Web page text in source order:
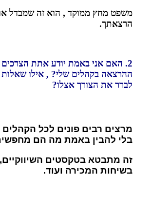
משפט מחץ ממוקד , הוא זה שמבדל
הרצאתך.
2. האם אני באמת יודע אתת הצרכים
ההרצאה בקהלים שלי? , אילו שאלות
לברר את הצורך אצלו?
מרצים רבים פונים לכל
בלי להבין באמת מה הם
זה מתבטא בטקסטים
בשיחות המכירה ועוד.